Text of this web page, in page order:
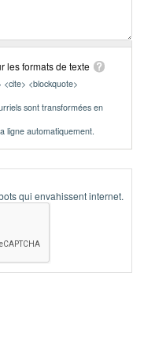
les formats de texte
<blockquote>
sont transformées en
ligne automatiquement.
qui envahissent internet.